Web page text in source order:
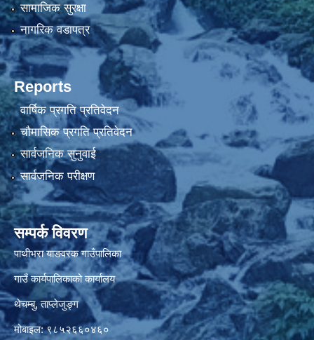
सामाजिक सुरक्षा
नागरिक वडापत्र
Reports
वार्षिक प्रगति प्रतिवेदन
चौमासिक प्रगति प्रतिवेदन
सार्वजनिक सुनुवाई
सार्वजनिक परीक्षण
सम्पर्क विवरण
पाथीभरा याङवरक गाउँपालिका
गाउँ कार्यपालिकाको कार्यालय
थेचम्बु, ताप्लेजुङ्ग
मोबाइल: ९८५२६६०४६०